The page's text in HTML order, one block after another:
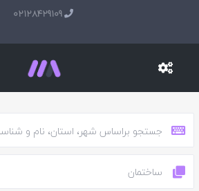
02128429109
ساختمان